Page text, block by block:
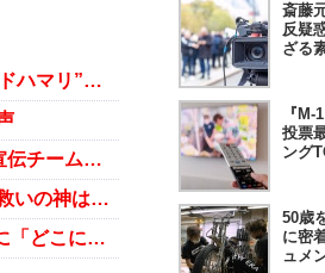
DA PUMP、早くも「紅白」出演内定！ 指原莉乃、オリラジ中田も“ドハマリ”のダサかっこよさ
DA PUMP新曲が大ブレークも、リリイベの仕切りが最悪の大失態「宣伝チームはしっかり仕事をしろ！」
マンネリに危機感「ポスト有吉・マツコ」不足にあえぐバラエティ 救いの神は青山テルマか
シングル180位、アルバム78位……競艇営業“ドサ回り”の青山テルマに「どこにいるの？」の声
斎藤
反疑
ざる
『
投票
ング
50歳
に密
ュメ